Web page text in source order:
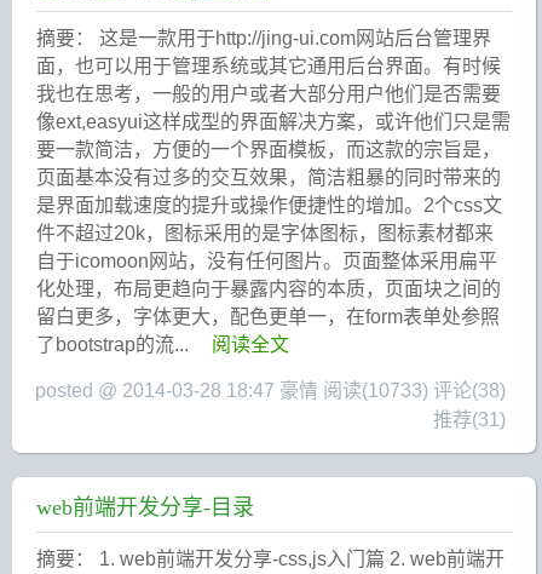
摘要： 这是一款用于http://jing-ui.com网站后台管理界
面，也可以用于管理系统或其它通用后台界面。有时候
我也在思考，一般的用户或者大部分用户他们是否需要
像ext,easyui这样成型的界面解决方案，或许他们只是需
要一款简洁，方便的一个界面模板，而这款的宗旨是，
页面基本没有过多的交互效果，简洁粗暴的同时带来的
是界面加载速度的提升或操作便捷性的增加。2个css文
件不超过20k，图标采用的是字体图标，图标素材都来
自于icomoon网站，没有任何图片。页面整体采用扁平
化处理，布局更趋向于暴露内容的本质，页面块之间的
留白更多，字体更大，配色更单一，在form表单处参照
了bootstrap的流...
阅读全文
posted @ 2014-03-28 18:47 豪情 阅读(10733) 评论(38)
推荐(31)
web前端开发分享-目录
摘要： 1. web前端开发分享-css,js入门篇 2. web前端开